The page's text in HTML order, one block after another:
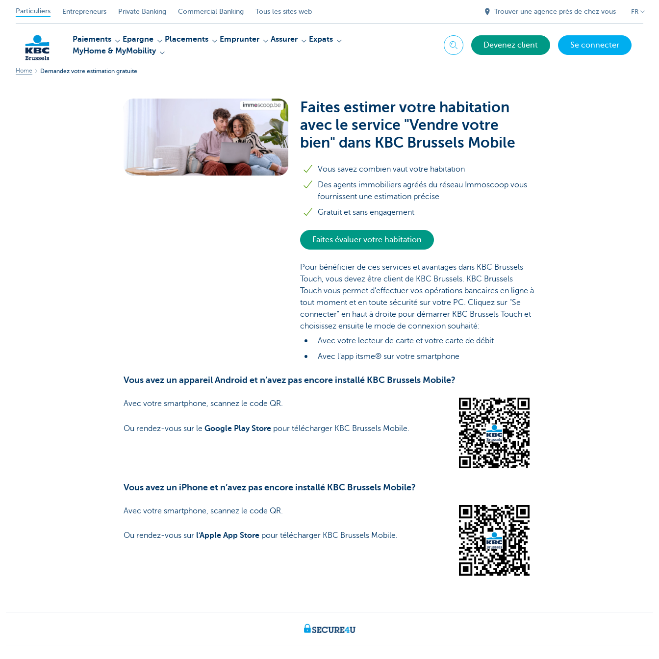
Particuliers Entrepreneurs Private Banking Commercial Banking Tous les sites web Trouver une agence près de chez vous FR
Paiements Epargne Placements Emprunter Assurer
Expats
MyHome & MyMobility
ChercherDevenez client Se connecter
Home Demandez votre estimation gratuite
Faites estimer votre habitation
avec le service "Vendre votre
bien" dans KBC Brussels Mobile
Vous savez combien vaut votre habitation
Des agents immobiliers agréés du réseau Immoscoop vous
fournissent une estimation précise
Gratuit et sans engagement
Faites évaluer votre habitation
Pour bénéficier de ces services et avantages dans KBC Brussels
Touch, vous devez être client de KBC Brussels. KBC Brussels
Touch vous permet d'effectuer vos opérations bancaires en ligne à
tout moment et en toute sécurité sur votre PC. Cliquez sur "Se
connecter" en haut à droite pour démarrer KBC Brussels Touch et
choisissez ensuite le mode de connexion souhaité:
Avec votre lecteur de carte et votre carte de débit
Avec l'app itsme® sur votre smartphone
Vous avez un appareil Android et n’avez pas encore installé KBC Brussels Mobile?
Avec votre smartphone, scannez le code QR.
Ou rendez-vous sur le Google Play Store pour télécharger KBC Brussels Mobile.
Vous avez un iPhone et n’avez pas encore installé KBC Brussels Mobile?
Avec votre smartphone, scannez le code QR.
Ou rendez-vous sur l'Apple App Store pour télécharger KBC Brussels Mobile.